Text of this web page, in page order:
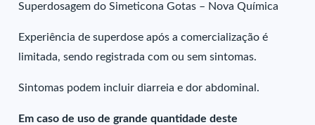
Superdosagem do Simeticona Gotas – Nova Química
Experiência de superdose após a comercialização é
limitada, sendo registrada com ou sem sintomas.
Sintomas podem incluir diarreia e dor abdominal.
Em caso de uso de grande quantidade deste